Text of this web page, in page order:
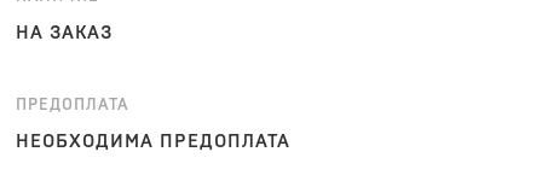
НА ЗАКАЗ
ПРЕДОПЛАТА
НЕОБХОДИМА ПРЕДОПЛАТА